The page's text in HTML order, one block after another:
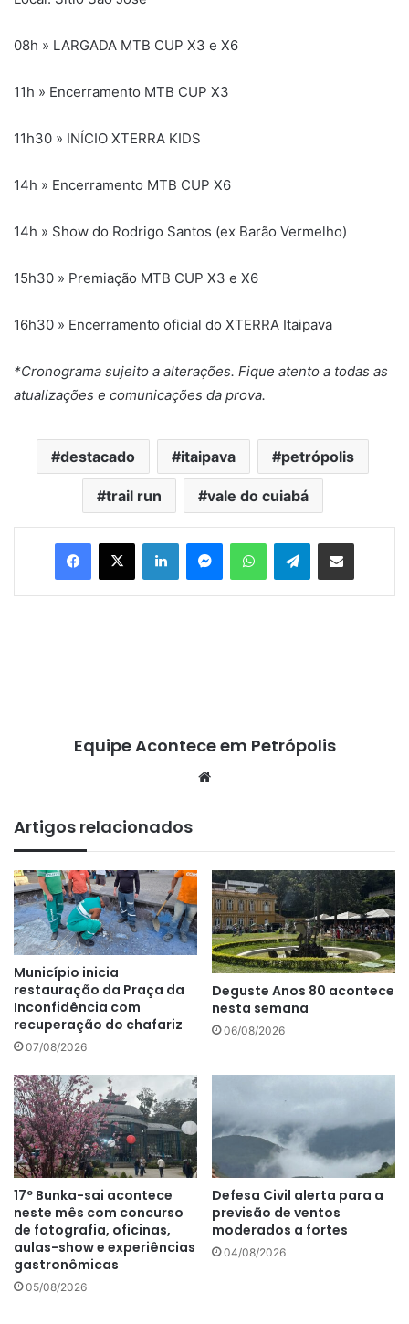
08h » LARGADA MTB CUP X3 e X6
11h » Encerramento MTB CUP X3
11h30 » INÍCIO XTERRA KIDS
14h » Encerramento MTB CUP X6
14h » Show do Rodrigo Santos (ex Barão Vermelho)
15h30 » Premiação MTB CUP X3 e X6
16h30 » Encerramento oficial do XTERRA Itaipava
*Cronograma sujeito a alterações. Fique atento a todas as
atualizações e comunicações da prova.
destacado itaipava petrópolis
trail run vale do cuiabá
Telegram
Equipe Acontece em Petrópolis
Artigos relacionados
Município inicia
restauração da Praça da
Inconfidência com
recuperação do chafariz
07/08/2026
Deguste Anos 80 acontece
nesta semana
06/08/2026
17º Bunka-sai acontece
neste mês com concurso
de fotografia, oficinas,
aulas-show e experiências
gastronômicas
05/08/2026
Defesa Civil alerta para a
previsão de ventos
moderados a fortes
04/08/2026